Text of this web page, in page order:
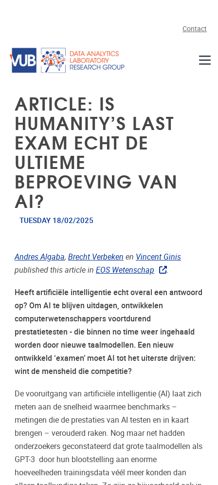
Contact
ARTICLE: IS
HUMANITY’S LAST
EXAM ECHT DE
ULTIEME
BEPROEVING VAN
AI?
TUESDAY 18/02/2025
Andres Algaba, Brecht Verbeken en Vincent Ginis
published this article in EOS Wetenschap
Heeft artificiële intelligentie echt overal een antwoord
op? Om AI te blijven uitdagen, ontwikkelen
computerwetenschappers voortdurend
prestatietesten - die binnen no time weer ingehaald
worden door nieuwe taalmodellen. Een nieuw
ontwikkeld ‘examen’ moet AI tot het uiterste drijven:
wint de mensheid die competitie?
De vooruitgang van artificiële intelligentie (AI) laat zich
meten aan de snelheid waarmee benchmarks –
metingen die de prestaties van AI testen en in kaart
brengen – verouderd raken. Nog maar net hadden
onderzoekers geconstateerd dat grote taalmodellen als
GPT-3 door hun blootstelling aan enorme
hoeveelheden trainingsdata véél meer konden dan